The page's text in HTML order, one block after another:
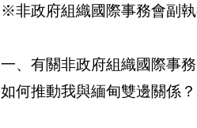
※非政府組織國際事務會副執
一、有關非政府組織國際事
如何推動我與緬甸雙邊關係